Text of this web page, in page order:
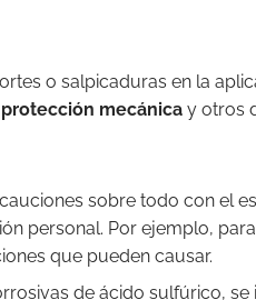
o salpicaduras en la
mecánica y otros
sobre todo con el
personal. Por ejemplo,
que pueden causar.
de ácido sulfúrico,